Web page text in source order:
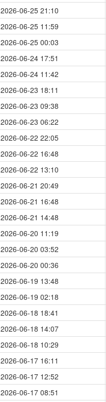
2026-06-25 21:10
2026-06-25 11:59
2026-06-25 00:03
2026-06-24 17:51
2026-06-24 11:42
2026-06-23 18:11
2026-06-23 09:38
2026-06-23 06:22
2026-06-22 22:05
2026-06-22 16:48
2026-06-22 13:10
2026-06-21 20:49
2026-06-21 16:48
2026-06-21 14:48
2026-06-20 11:19
2026-06-20 03:52
2026-06-20 00:36
2026-06-19 13:48
2026-06-19 02:18
2026-06-18 18:41
2026-06-18 14:07
2026-06-18 10:29
2026-06-17 16:11
2026-06-17 12:52
2026-06-17 08:51